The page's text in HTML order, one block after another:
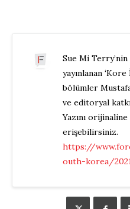
Sue Mi
yayınlanan ‘Kore
bölümler
ve editoryal
Yazını
erişebilirsiniz.
https://
outh-korea/